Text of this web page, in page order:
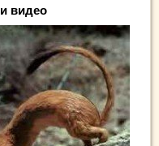
видео